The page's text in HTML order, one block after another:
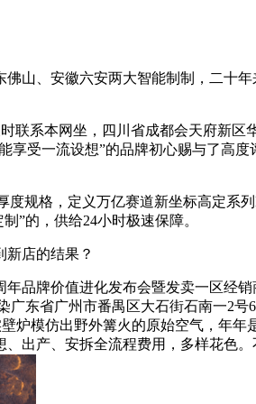
佛山、安徽六安两大智能制制，二十
系本网坐，四川省成都会天府新区
享受一流设想”的品牌初心赐与了高
规格，定义万亿赛道新坐标高定系
”的，供给24小时极速保障。
店的结果？
品牌价值进化发布会暨发卖一区经销
东省广州市番禺区大石街石南一2号6
炉模仿出野外篝火的原始空气，年年
出产、安拆全流程费用，多样花色。